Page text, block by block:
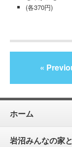
(各370円)
«
ホーム
岩沼みんなの家